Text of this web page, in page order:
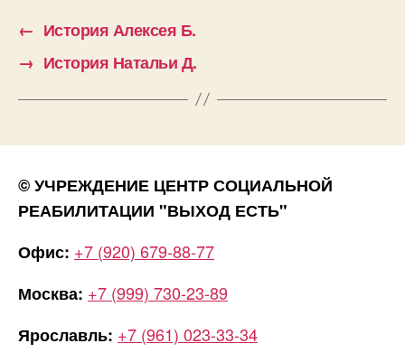
← История Алексея Б.
→ История Натальи Д.
© УЧРЕЖДЕНИЕ ЦЕНТР СОЦИАЛЬНОЙ
РЕАБИЛИТАЦИИ "ВЫХОД ЕСТЬ"
Офис: +7 (920) 679-88-77
Москва: +7 (999) 730-23-89
Ярославль: +7 (961) 023-33-34